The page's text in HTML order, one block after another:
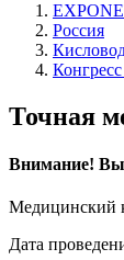
Россия
Точная
Внимание!
Медицинский
Дата